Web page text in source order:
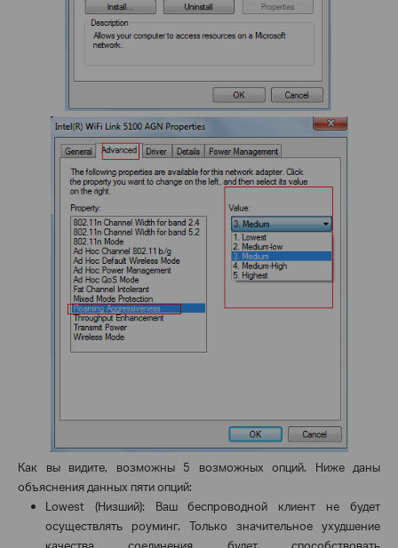
Как вы видите, возможны 5 возможных опций. Ниже даны
объяснения данных пяти опций:
Lowest (Низший): Ваш беспроводной клиент не будет
осуществлять роуминг. Только значительное ухудшение
качества соединения будет способствовать